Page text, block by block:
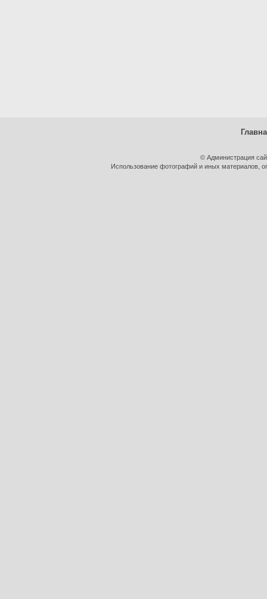
© Администрация
Использование фотографий и иных материалов,